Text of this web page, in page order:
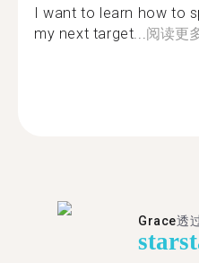
I want to learn how to
my next target...阅读更
Grace透
star